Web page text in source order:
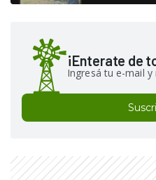
¡Enterate de
Ingresá tu e-mail